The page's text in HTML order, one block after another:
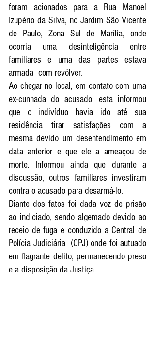
foram acionados para a Rua Manoel
Izupério da Silva, no Jardim São Vicente
de Paulo, Zona Sul de Marília, onde
ocorria uma desinteligência entre
familiares e uma das partes estava
armada  com revólver.
Ao chegar no local, em contato com uma
ex-cunhada do acusado, esta informou
que o indivíduo havia ido até sua
residência tirar satisfações com a
mesma devido um desentendimento em
data anterior e que ele a ameaçou de
morte. Informou ainda que durante a
discussão, outros familiares investiram
contra o acusado para desarmá-lo.
Diante dos fatos foi dada voz de prisão
ao indiciado, sendo algemado devido ao
receio de fuga e conduzido a Central de
Polícia Judiciária  (CPJ) onde foi autuado
em flagrante delito, permanecendo preso
e a disposição da Justiça.